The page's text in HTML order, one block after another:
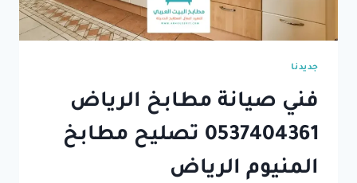
جديدنا
فني صيانة مطابخ الرياض
0537404361⁩ تصليح مطابخ
المنيوم الرياض